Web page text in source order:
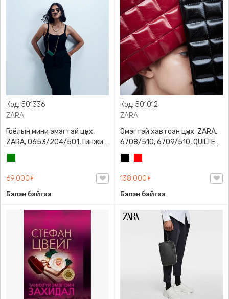
Код: 501336
ZARA
Гоёлын мини эмэгтэй цүнх,
ZARA, 0653/204/501, Гинжин
оосортой, Дотроо тольтой
69,000₮
Бэлэн байгаа
Код: 501012
ZARA
Эмэгтэй хавтсан цүнх, ZARA,
6708/510, 6709/510, QUILTED
CLUTCH BAGDETAILS, Лакан,
Гинжин оосортой
138,000₮
Бэлэн байгаа